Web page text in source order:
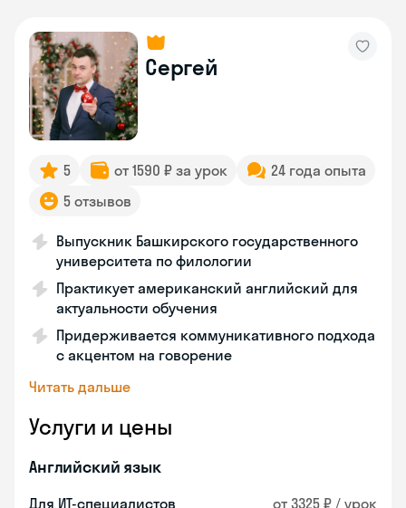
Сергей
5 от 1590 ₽ за урок
24 года опыта
5 отзывов
Выпускник Башкирского государственного
университета по филологии
Практикует американский английский для
актуальности обучения
Придерживается коммуникативного подхода
с акцентом на говорение
Читать дальше
Услуги и цены
Английский язык
Для ИТ-специалистов от 3325 ₽ / урок